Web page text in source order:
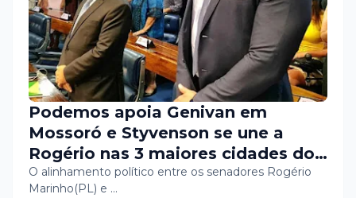
Podemos apoia Genivan em
Mossoró e Styvenson se une a
Rogério nas 3 maiores cidades do
RN
O alinhamento político entre os senadores Rogério
Marinho(PL) e …